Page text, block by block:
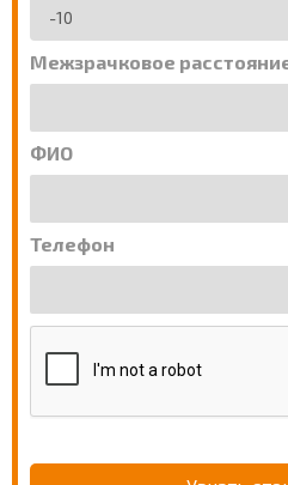
Межзрачковое
ФИО
Телефон